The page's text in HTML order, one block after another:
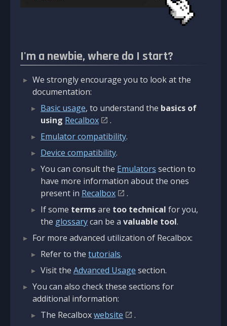
I'm a newbie, where do I start?
We strongly encourage you to look at the
documentation:
Basic usage, to understand the basics of
using Recalbox
.
Emulator compatibility.
Device compatibility.
You can consult the Emulators section to
have more information about the ones
present in Recalbox
.
If some termsare too technical for you,
the glossarycan be a valuable tool.
For more advanced utilization of Recalbox:
Refer to the tutorials.
Visit the Advanced Usage section.
You can also check these sections for
additional information:
The Recalboxwebsite
.